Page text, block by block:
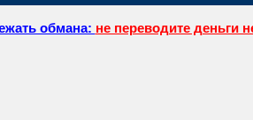
обмана: не переводите деньги